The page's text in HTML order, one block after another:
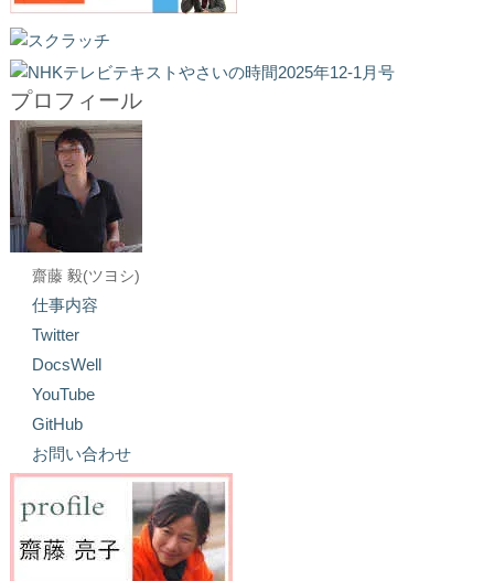
プロフィール
齋藤 毅(ツヨシ)
仕事内容
Twitter
DocsWell
YouTube
GitHub
お問い合わせ